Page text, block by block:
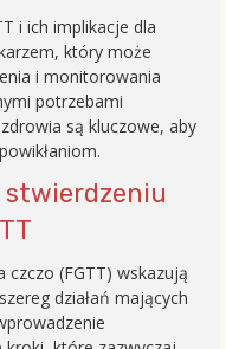
i ich implikacje dla
który może
i monitorowania
potrzebami
są kluczowe, aby
stwierdzeniu
czczo (FGTT) wskazują
działań mających